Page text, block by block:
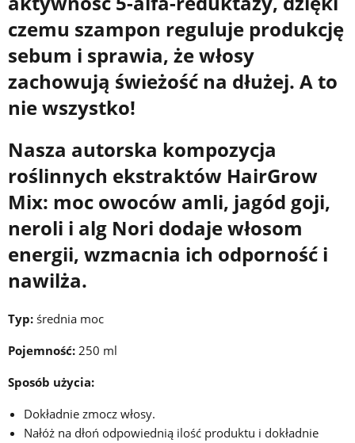
czemu szampon reguluje produkcję
sebum i sprawia, że włosy
zachowują świeżość na dłużej. A to
nie wszystko!
Nasza autorska kompozycja
roślinnych ekstraktów HairGrow
Mix: moc owoców amli, jagód goji,
neroli i alg Nori dodaje włosom
energii, wzmacnia ich odporność i
nawilża.
Typ: średnia moc
Pojemność: 250 ml
Sposób użycia:
Dokładnie zmocz włosy.
Nałóż na dłoń odpowiednią ilość produktu i dokładnie